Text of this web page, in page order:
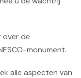
over de
monument.
alle aspecten van